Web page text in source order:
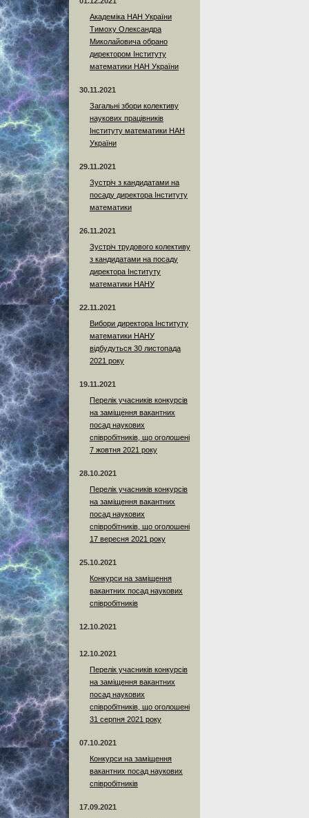
Академіка НАН України
Тимоху Олександра
Миколайовича обрано
директором Інституту
математики НАН України
30.11.2021
Загальні збори колективу
наукових працівників
Інституту математики НАН
України
29.11.2021
Зустріч з кандидатами на
посаду директора Інституту
математики
26.11.2021
Зустріч трудового колективу
з кандидатами на посаду
директора Інституту
математики НАНУ
22.11.2021
Вибори директора Інституту
математики НАНУ
відбудуться 30 листопада
2021 року
19.11.2021
Перелік учасників конкурсів
на заміщення вакантних
посад наукових
співробітників, що оголошені
7 жовтня 2021 року
28.10.2021
Перелік учасників конкурсів
на заміщення вакантних
посад наукових
співробітників, що оголошені
17 вересня 2021 року
25.10.2021
Конкурси на заміщення
вакантних посад наукових
співробітників
12.10.2021
12.10.2021
Перелік учасників конкурсів
на заміщення вакантних
посад наукових
співробітників, що оголошені
31 серпня 2021 року
07.10.2021
Конкурси на заміщення
вакантних посад наукових
співробітників
17.09.2021